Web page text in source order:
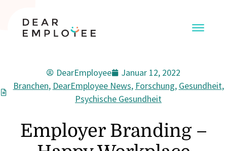
DearEmployee
Januar 12, 2022
Branchen, DearEmployee News, Forschung, Gesundheit,
Psychische Gesundheit
Employer Branding –